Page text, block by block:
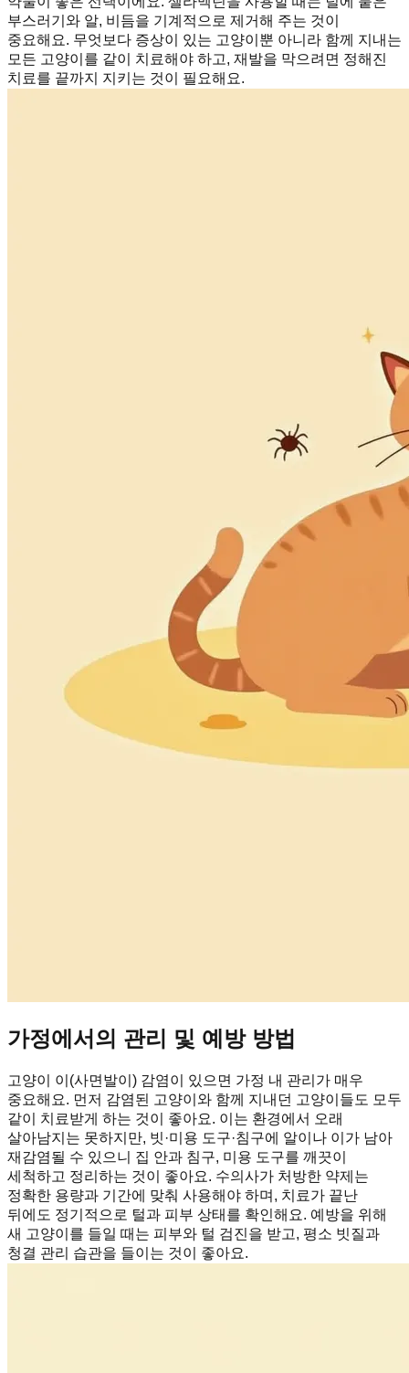
부스러기와 알, 비듬을 기계적으로 제거해 주는 것이
중요해요. 무엇보다 증상이 있는 고양이뿐 아니라 함께 지내는
모든 고양이를 같이 치료해야 하고, 재발을 막으려면 정해진
치료를 끝까지 지키는 것이 필요해요.
가정에서의 관리 및 예방 방법
고양이 이(사면발이) 감염이 있으면 가정 내 관리가 매우
중요해요. 먼저 감염된 고양이와 함께 지내던 고양이들도 모두
같이 치료받게 하는 것이 좋아요. 이는 환경에서 오래
살아남지는 못하지만, 빗·미용 도구·침구에 알이나 이가 남아
재감염될 수 있으니 집 안과 침구, 미용 도구를 깨끗이
세척하고 정리하는 것이 좋아요. 수의사가 처방한 약제는
정확한 용량과 기간에 맞춰 사용해야 하며, 치료가 끝난
뒤에도 정기적으로 털과 피부 상태를 확인해요. 예방을 위해
새 고양이를 들일 때는 피부와 털 검진을 받고, 평소 빗질과
청결 관리 습관을 들이는 것이 좋아요.